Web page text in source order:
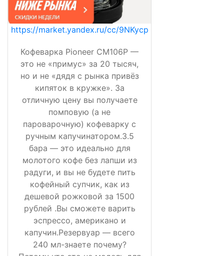
https://market.yandex.ru/cc/9NKycp
Кофеварка Pioneer CM106P —
это не «примус» за 20 тысяч,
но и не «дядя с рынка привёз
кипяток в кружке». За
отличную цену вы получаете
помповую (а не
пароварочную) кофеварку с
ручным капучинатором.3.5
бара — это идеально для
молотого кофе без лапши из
радуги, и вы не будете пить
кофейный супчик, как из
дешевой рожковой за 1500
рублей .Вы сможете варить
эспрессо, американо и
капучин.Резервуар — всего
240 мл-знаете почему?